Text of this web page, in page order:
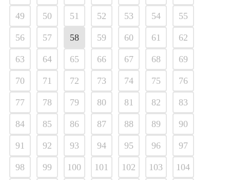
49 50 51 52 53 54 55
56 57 58 59 60 61 62
63 64 65 66 67 68 69
70 71 72 73 74 75 76
77 78 79 80 81 82 83
84 85 86 87 88 89 90
91 92 93 94 95 96 97
98 99 100 101 102 103 104